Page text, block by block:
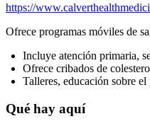
https://
Ofrece programas móviles de
Incluye atención primaria,
Ofrece cribados de
Talleres, educación sobre
Qué hay aquí